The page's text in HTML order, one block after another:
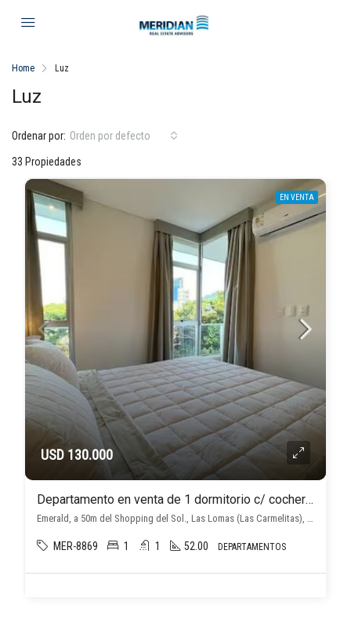
Home Luz
Luz
33 Propiedades
Ordenar por: Orden por defecto
EN VENTA
USD 130.000
Departamento en venta de 1 dormitorio c/ cochera en Las Lomas (Las Carmelitas)
Emerald, a 50m del Shopping del Sol., Las Lomas (Las Carmelitas), Asunción D.C.
MER-8869 1 1 52.00 DEPARTAMENTOS